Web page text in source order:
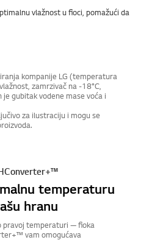
vlažnost u fioci, pomažući da
kompanije LG (temperatura
zamrzivač na -18°C,
gubitak vodene mase voća i
za ilustraciju i mogu se
temperaturu
hranu
pravoj temperaturi — fioka
vam omogućava